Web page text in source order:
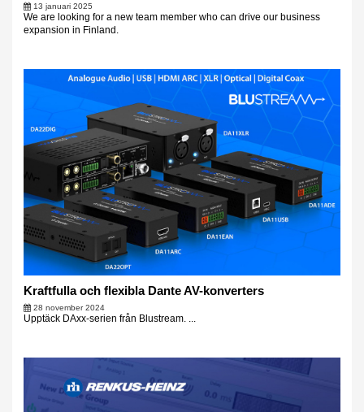
13 januari 2025
We are looking for a new team member who can drive our business
expansion in Finland.
Kraftfulla och flexibla Dante AV-konverters
28 november 2024
Upptäck DAxx-serien från Blustream. ...